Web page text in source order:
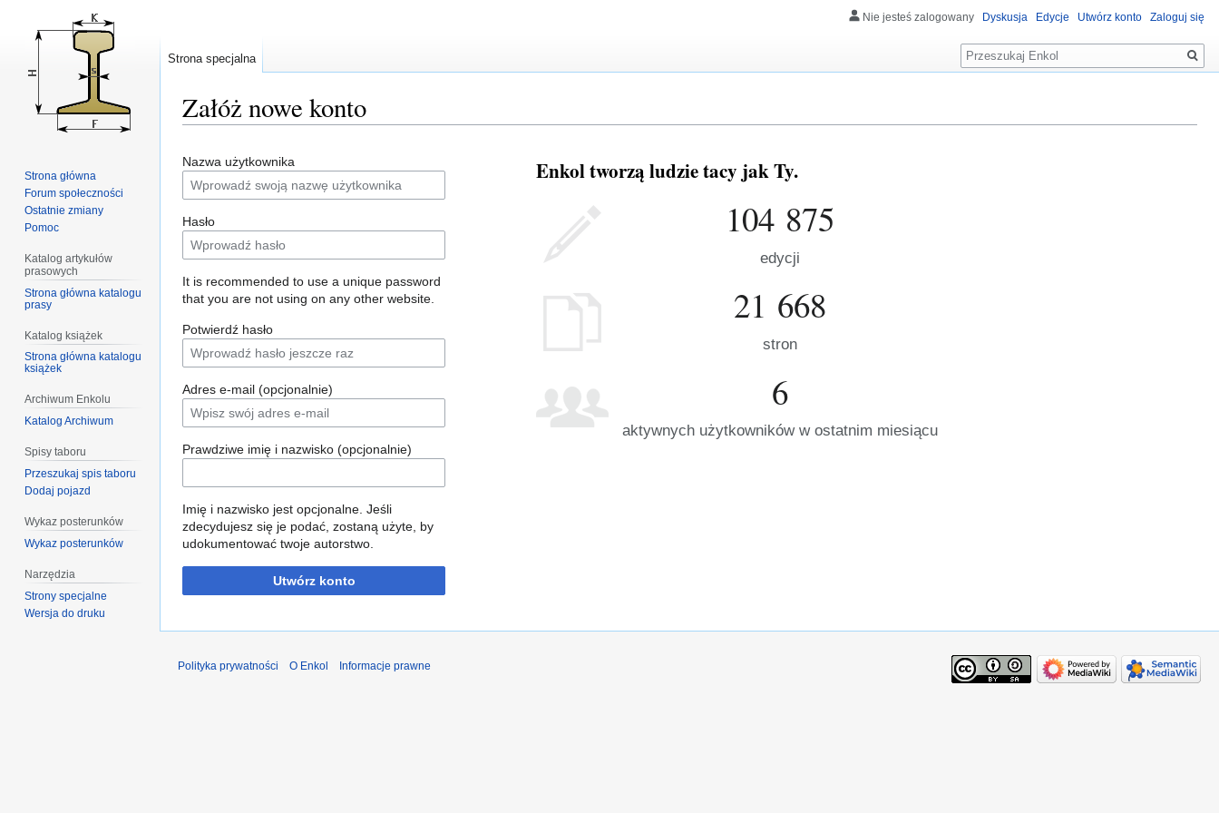
Załóż nowe konto
do
nawigacji
do
wyszukiwania
Nazwa użytkownika
Hasło
It is recommended to use a unique password
that you are not using on any other website.
Potwierdź hasło
Adres e-mail (opcjonalnie)
Prawdziwe imię i nazwisko (opcjonalnie)
Imię i nazwisko jest opcjonalne. Jeśli
zdecydujesz się je podać, zostaną użyte, by
udokumentować twoje autorstwo.
Utwórz konto
Enkol tworzą ludzie tacy jak Ty.
104 875
edycji
21 668
stron
6
aktywnych użytkowników w ostatnim miesiącu
Nie jesteś zalogowany Dyskusja Edycje Utwórz konto Zaloguj się
Strona specjalna
Szukaj
Strona główna
Forum społeczności
Ostatnie zmiany
Pomoc
Katalog artykułów
prasowych
Strona główna katalogu
prasy
Katalog książek
Strona główna katalogu
książek
Archiwum Enkolu
Katalog Archiwum
Spisy taboru
Przeszukaj spis taboru
Dodaj pojazd
Wykaz posterunków
Wykaz posterunków
Narzędzia
Strony specjalne
Wersja do druku
Polityka prywatności O Enkol Informacje prawne